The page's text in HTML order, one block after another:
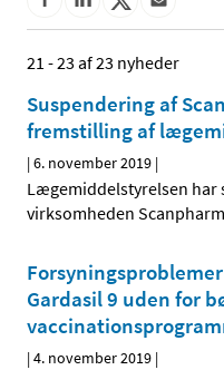
21 - 23 af 23 nyheder
Suspendering af
fremstilling af
|6. november 2019 |
Lægemiddelstyrelsen har
virksomheden
Gardasil 9 uden for
|4. november 2019 |